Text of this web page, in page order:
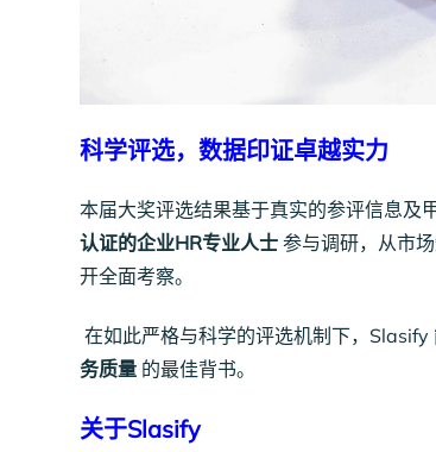
科学评选，数据印证卓越实力
本届大奖评选结果基于真实的参评信息及
认证的企业HR专业人士 参与调研，从市
开全面考察。
在如此严格与科学的评选机制下，
务质量 的最佳背书。
关于Slasify